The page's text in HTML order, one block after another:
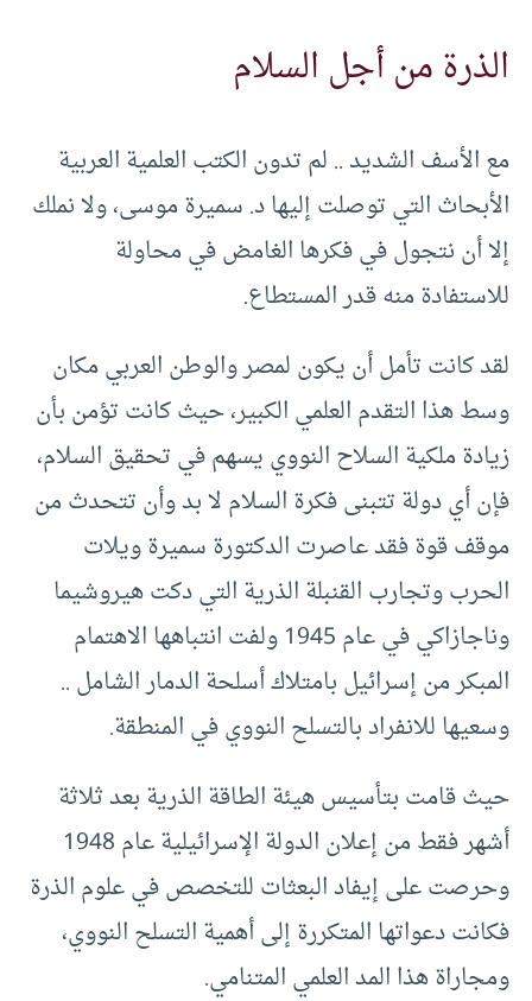
الذرة من أجل السلام
مع الأسف الشديد .. لم تدون الكتب العلمية العربية
الأبحاث التي توصلت إليها د. سميرة موسى، ولا نملك
إلا أن نتجول في فكرها الغامض في محاولة
للاستفادة منه قدر المستطاع.
لقد كانت تأمل أن يكون لمصر والوطن العربي مكان
وسط هذا التقدم العلمي الكبير، حيث كانت تؤمن بأن
زيادة ملكية السلاح النووي يسهم في تحقيق السلام،
فإن أي دولة تتبنى فكرة السلام لا بد وأن تتحدث من
موقف قوة فقد عاصرت الدكتورة سميرة ويلات
الحرب وتجارب القنبلة الذرية التي دكت هيروشيما
وناجازاكي في عام 1945 ولفت انتباهها الاهتمام
المبكر من إسرائيل بامتلاك أسلحة الدمار الشامل ..
وسعيها للانفراد بالتسلح النووي في المنطقة.
حيث قامت بتأسيس هيئة الطاقة الذرية بعد ثلاثة
أشهر فقط من إعلان الدولة الإسرائيلية عام 1948
وحرصت على إيفاد البعثات للتخصص في علوم الذرة
فكانت دعواتها المتكررة إلى أهمية التسلح النووي،
ومجاراة هذا المد العلمي المتنامي.